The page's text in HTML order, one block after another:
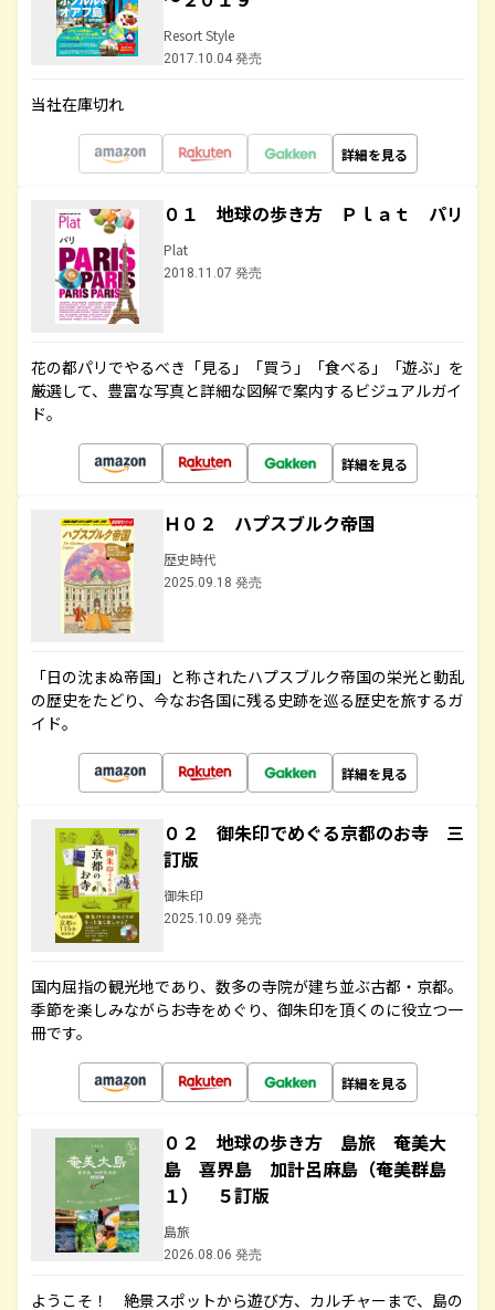
Resort Style
2017.10.04 発売
当社在庫切れ
詳細を見る
０１ 地球の歩き方 Ｐｌａｔ パリ
Plat
2018.11.07 発売
花の都パリでやるべき「見る」「買う」「食べる」「遊ぶ」を
厳選して、豊富な写真と詳細な図解で案内するビジュアルガイ
ド。
詳細を見る
Ｈ０２ ハプスブルク帝国
歴史時代
2025.09.18 発売
「日の沈まぬ帝国」と称されたハプスブルク帝国の栄光と動乱
の歴史をたどり、今なお各国に残る史跡を巡る歴史を旅するガ
イド。
詳細を見る
０２ 御朱印でめぐる京都のお寺 三
訂版
御朱印
2025.10.09 発売
国内屈指の観光地であり、数多の寺院が建ち並ぶ古都・京都。
季節を楽しみながらお寺をめぐり、御朱印を頂くのに役立つ一
冊です。
詳細を見る
０２ 地球の歩き方 島旅 奄美大
島 喜界島 加計呂麻島（奄美群島
１） ５訂版
島旅
2026.08.06 発売
ようこそ！ 絶景スポットから遊び方、カルチャーまで、島の